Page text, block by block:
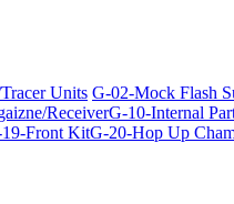
Units G-02-Mock Flash
ReceiverG-10-Internal
Front KitG-20-Hop Up